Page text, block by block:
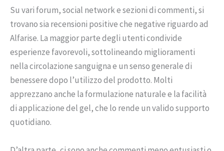
Su vari forum, social network e sezioni di commenti, si
trovano sia recensioni positive che negative riguardo ad
Alfarise. La maggior parte degli utenti condivide
esperienze favorevoli, sottolineando miglioramenti
nella circolazione sanguigna e un senso generale di
benessere dopo l’utilizzo del prodotto. Molti
apprezzano anche la formulazione naturale e la facilità
di applicazione del gel, che lo rende un valido supporto
quotidiano.